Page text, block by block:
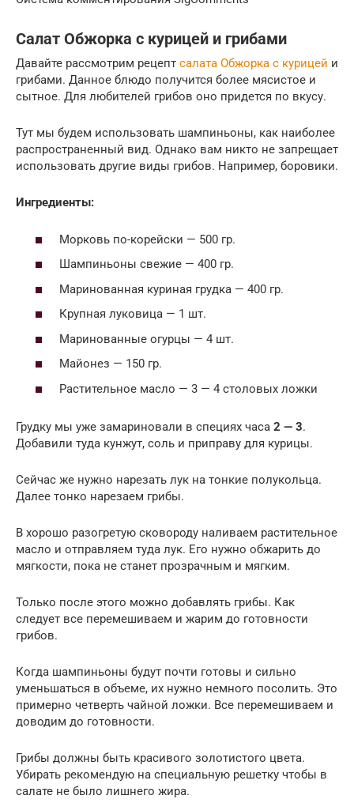
Салат Обжорка с курицей и грибами
Давайте рассмотрим рецепт салата Обжорка с курицей и
грибами. Данное блюдо получится более мясистое и
сытное. Для любителей грибов оно придется по вкусу.
Тут мы будем использовать шампиньоны, как наиболее
распространенный вид. Однако вам никто не запрещает
использовать другие виды грибов. Например, боровики.
Ингредиенты:
Морковь по-корейски — 500 гр.
Шампиньоны свежие — 400 гр.
Маринованная куриная грудка — 400 гр.
Крупная луковица — 1 шт.
Маринованные огурцы — 4 шт.
Майонез — 150 гр.
Растительное масло — 3 — 4 столовых ложки
Грудку мы уже замариновали в специях часа 2 — 3.
Добавили туда кунжут, соль и приправу для курицы.
Сейчас же нужно нарезать лук на тонкие полукольца.
Далее тонко нарезаем грибы.
В хорошо разогретую сковороду наливаем растительное
масло и отправляем туда лук. Его нужно обжарить до
мягкости, пока не станет прозрачным и мягким.
Только после этого можно добавлять грибы. Как
следует все перемешиваем и жарим до готовности
грибов.
Когда шампиньоны будут почти готовы и сильно
уменьшаться в объеме, их нужно немного посолить. Это
примерно четверть чайной ложки. Все перемешиваем и
доводим до готовности.
Грибы должны быть красивого золотистого цвета.
Убирать рекомендую на специальную решетку чтобы в
салате не было лишнего жира.